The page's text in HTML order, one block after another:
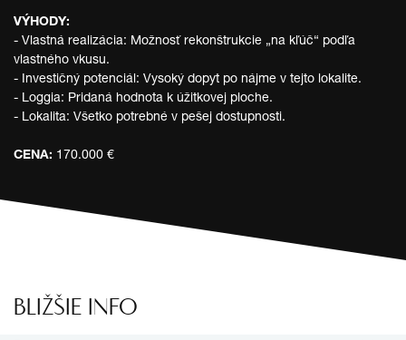
VÝHODY:
- Vlastná realizácia: Možnosť rekonštrukcie „na kľúč“ podľa
vlastného vkusu.
- Investičný potenciál: Vysoký dopyt po nájme v tejto lokalite.
- Loggia: Pridaná hodnota k úžitkovej ploche.
- Lokalita: Všetko potrebné v pešej dostupnosti.
CENA: 170.000 €
BLIŽŠIE INFO